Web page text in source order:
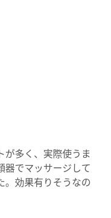
が多く、実際使うま
器でマッサージして
。効果有りそうなの